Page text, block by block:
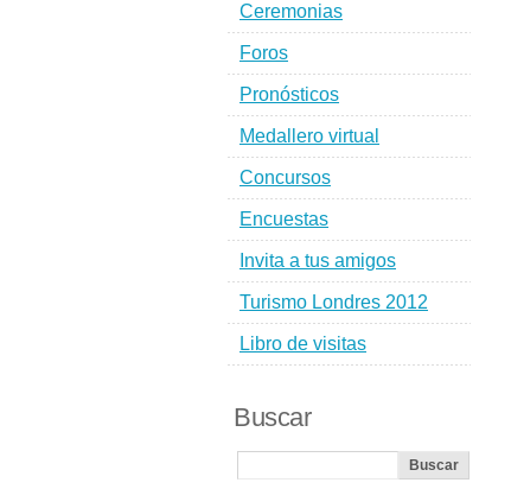
Ceremonias
Foros
Pronósticos
Medallero virtual
Concursos
Encuestas
Invita a tus amigos
Turismo Londres 2012
Libro de visitas
Buscar